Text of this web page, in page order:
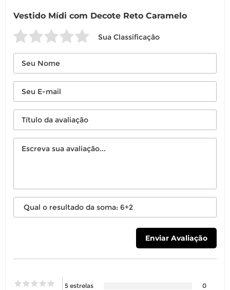
Vestido Mídi com Decote Reto Caramelo
Sua Classificação
5 estrelas
0